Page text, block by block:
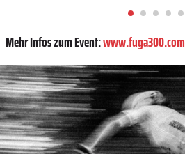
Mehr Infos zum Event:www.fuga300.com